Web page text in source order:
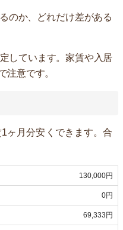
のか、どれだけ差がある
しています。家賃や入居
注意です。
ヶ月分安くできます。合
130,000円
0円
69,333円